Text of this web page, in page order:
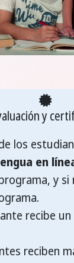
y
los
en
y si
recibe
reciben